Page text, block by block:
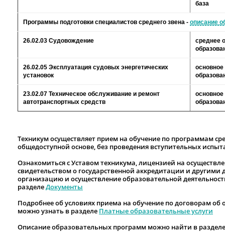
база
Программы подготовки специалистов среднего звена - описание
26.02.03 Судовождение
среднее
26.02.05 Эксплуатация судовых энергетических
установок
23.02.07 Техническое обслуживание и ремонт
автотранспортных средств
Техникум осуществляет прием на обучение по программам
общедоступной основе, без проведения вступительных
Ознакомиться с Уставом техникума, лицензией на
свидетельством о государственной аккредитации и
организацию и осуществление образовательной
разделеДокументы
Подробнее об условиях приема на обучение по договорам
можно узнать в разделе Платные образовательные услуги
Описание образовательных программ можно найти в разделе